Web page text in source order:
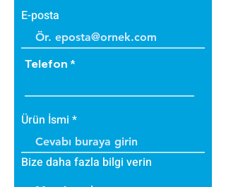
E-posta
Telefon
Ürün İsmi
Bize daha fazla bilgi verin